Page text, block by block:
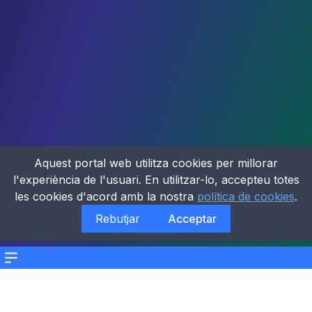
Menu
Aquest portal web utilitza cookies per millorar
l'experiència de l'usuari. En utilitzar-lo, accepteu totes
les cookies d'acord amb la nostra política de cookies.
Rebutjar
Acceptar